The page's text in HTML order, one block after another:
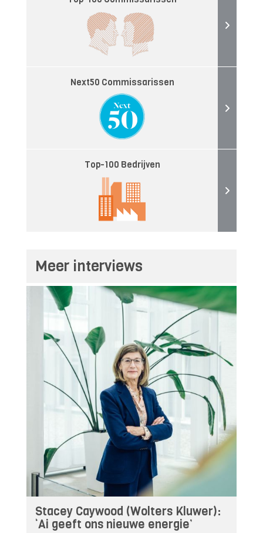
Next50 Commissarissen
Top-100 Bedrijven
Meer interviews
Stacey Caywood (Wolters Kluwer):
‘Ai geeft ons nieuwe energie’